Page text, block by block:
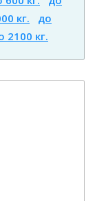
кг.
до
2100 кг.